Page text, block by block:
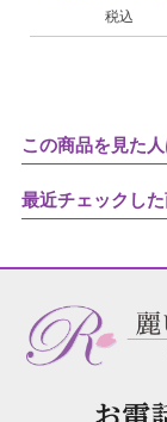
税込
この商品を見た
最近チェックし